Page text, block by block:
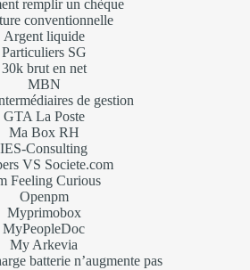
remplir un chèque
conventionnelle
Argent liquide
Particuliers SG
30k brut en net
MBN
de gestion
GTA La Poste
Ma Box RH
IES-Consulting
VS Societe.com
Feeling Curious
Openpm
Myprimobox
MyPeopleDoc
My Arkevia
batterie n’augmente pas